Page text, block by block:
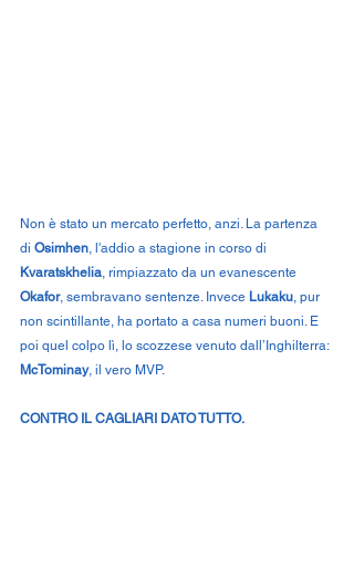
Non è stato un mercato perfetto, anzi. La partenza
di Osimhen, l'addio a stagione in corso di
Kvaratskhelia, rimpiazzato da un evanescente
Okafor, sembravano sentenze. Invece Lukaku, pur
non scintillante, ha portato a casa numeri buoni. E
poi quel colpo lì, lo scozzese venuto dall’Inghilterra:
McTominay, il vero MVP.
CONTRO IL CAGLIARI DATO TUTTO.